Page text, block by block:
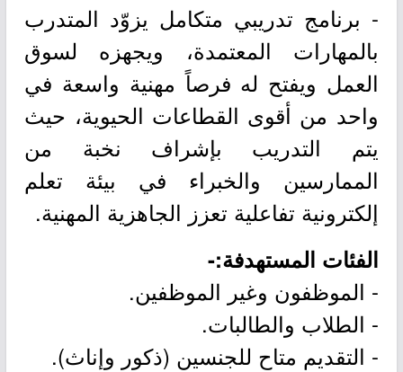
- برنامج تدريبي متكامل يزوّد المتدرب
بالمهارات المعتمدة، ويجهزه لسوق
العمل ويفتح له فرصاً مهنية واسعة في
واحد من أقوى القطاعات الحيوية، حيث
يتم التدريب بإشراف نخبة من
الممارسين والخبراء في بيئة تعلم
إلكترونية تفاعلية تعزز الجاهزية المهنية.
الفئات المستهدفة:-
- الموظفون وغير الموظفين.
- الطلاب والطالبات.
- التقديم متاح للجنسين (ذكور وإناث).